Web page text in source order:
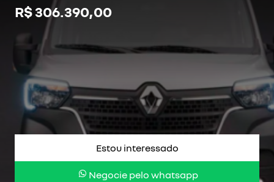
R$ 306.390,00
Estou interessado
Negocie pelo whatsapp